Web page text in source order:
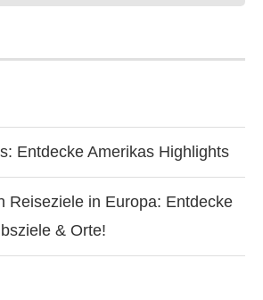
Entdecke Amerikas Highlights
Reiseziele in Europa: Entdecke
& Orte!